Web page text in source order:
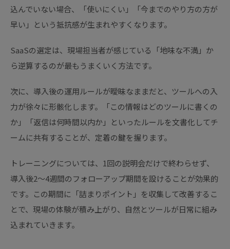
込んでいない場合、「使いにくい」「今までのやり方の方が
早い」という抵抗感が生まれやすくなります。
SaaSの選定は、現場担当者が感じている「地味な不満」か
ら逆算するのが最もうまくいく方法です。
次に、導入後の運用ルールが曖昧なままだと、ツールへの入
力が徐々に形骸化します。「この情報はどのツールに書くの
か」「返信は何時間以内か」といったルールを文書化してチ
ームに共有することが、定着の鍵を握ります。
トレーニングについては、1回の説明会だけで終わらせず、
導入後2〜4週間のフォローアップ期間を設けることが効果的
です。この期間に「詰まりポイント」を収集して改善するこ
とで、現場の体験が積み上がり、自然とツールが日常に組み
込まれていきます。